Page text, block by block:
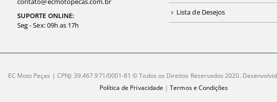
SUPORTE ONLINE:
Seg - Sex: 09h as 17h
Lista de Desejos
EC Moto Peças | CPNJ: 39.467.971/0001-81 © Todos os Direitos Reservados 2020.
Política de Privacidade |Termos e Condições